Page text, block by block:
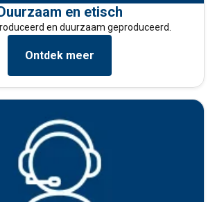
en etisch
en duurzaam geproduceerd.
Ontdek meer